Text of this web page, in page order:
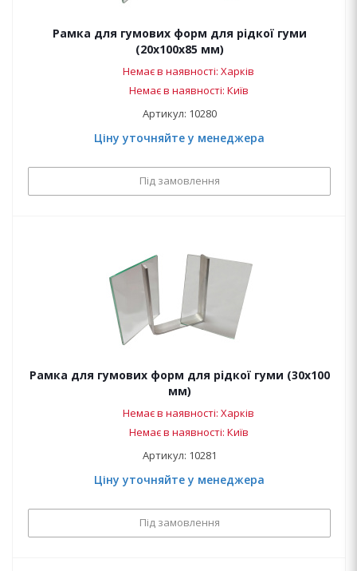
Рамка для гумових форм для рідкої гуми
(20х100х85 мм)
Немає в наявності: Харків
Немає в наявності: Київ
Артикул: 10280
Ціну уточняйте у менеджера
Під замовлення
Рамка для гумових форм для рідкої гуми (30х100
мм)
Немає в наявності: Харків
Немає в наявності: Київ
Артикул: 10281
Ціну уточняйте у менеджера
Під замовлення